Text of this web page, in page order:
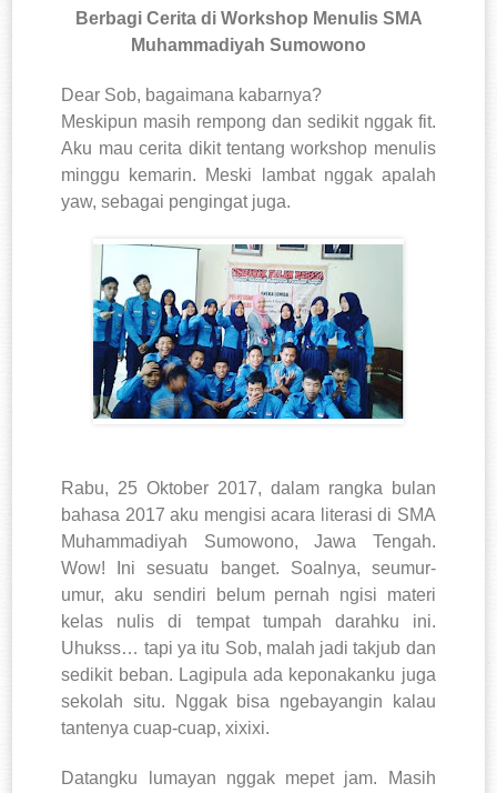
Berbagi Cerita di Workshop Menulis SMA
Muhammadiyah Sumowono
Dear Sob, bagaimana kabarnya?
Meskipun masih rempong dan sedikit nggak fit.
Aku mau cerita dikit tentang workshop menulis
minggu kemarin. Meski lambat nggak apalah
yaw, sebagai pengingat juga.
Rabu, 25 Oktober 2017, dalam rangka bulan
bahasa 2017 aku mengisi acara literasi di SMA
Muhammadiyah Sumowono, Jawa Tengah.
Wow! Ini sesuatu banget. Soalnya, seumur-
umur, aku sendiri belum pernah ngisi materi
kelas nulis di tempat tumpah darahku ini.
Uhukss… tapi ya itu Sob, malah jadi takjub dan
sedikit beban. Lagipula ada keponakanku juga
sekolah situ. Nggak bisa ngebayangin kalau
tantenya cuap-cuap, xixixi.
Datangku lumayan nggak mepet jam. Masih